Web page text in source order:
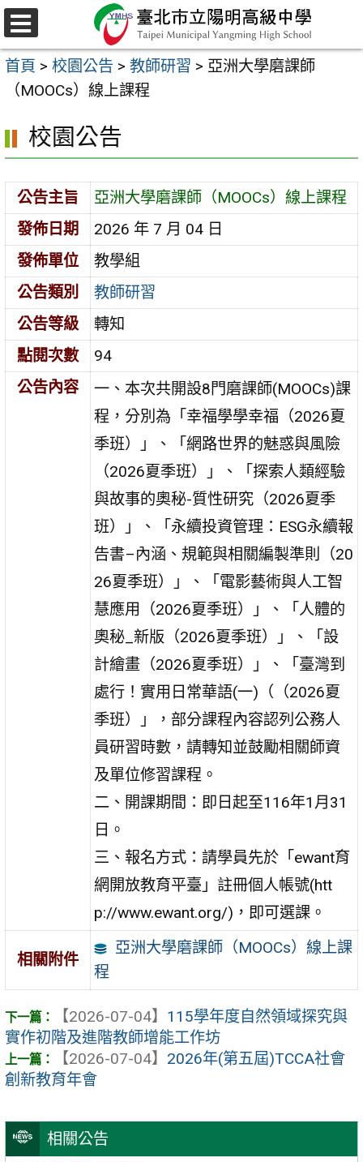
跳
至
主
容
區
選
單
首頁 > 校園公告 > 教師研習 > 亞洲大學磨課師
（MOOCs）線上課程
相關公告
校園公告
公告主旨
亞洲大學磨課師（MOOCs）線上課程
發佈日期
2026 年 7 月 04 日
發佈單位
教學組
公告類別
教師研習
公告等級
轉知
點閱次數
94
公告內容
一、本次共開設8門磨課師(MOOCs)課
程，分別為「幸福學學幸福（2026夏
季班）」、「網路世界的魅惑與風險
（2026夏季班）」、「探索人類經驗
與故事的奧秘-質性研究（2026夏季
班）」、「永續投資管理：ESG永續報
告書–內涵、規範與相關編製準則（20
26夏季班）」、「電影藝術與人工智
慧應用（2026夏季班）」、「人體的
奧秘_新版（2026夏季班）」、「設
計繪畫（2026夏季班）」、「臺灣到
處行！實用日常華語(一)（（2026夏
季班）」，部分課程內容認列公務人
員研習時數，請轉知並鼓勵相關師資
及單位修習課程。
二、開課期間：即日起至116年1月31
日。
三、報名方式：請學員先於「ewant育
網開放教育平臺」註冊個人帳號(htt
p://www.ewant.org/)，即可選課。
相關附件
亞洲大學磨課師（MOOCs）線上課
程
【2026-07-04】 115學年度自然領域探究與
實作初階及進階教師增能工作坊
【2026-07-04】 2026年(第五屆)TCCA社會
創新教育年會